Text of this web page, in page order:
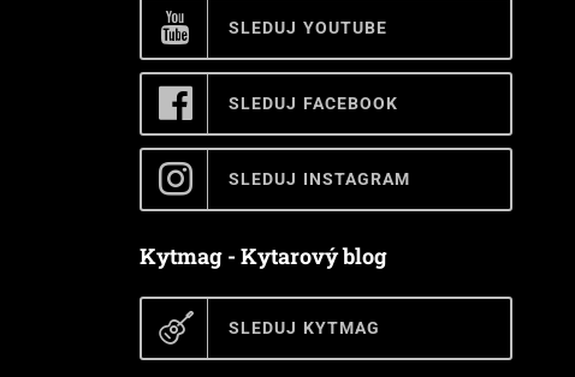
SLEDUJ YOUTUBE
SLEDUJ FACEBOOK
SLEDUJ INSTAGRAM
Kytmag - Kytarový blog
SLEDUJ KYTMAG